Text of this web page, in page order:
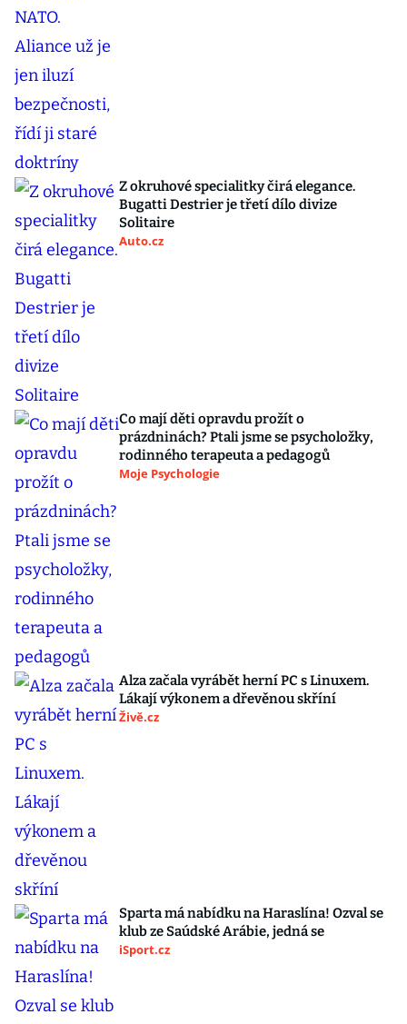
Z okruhové specialitky čirá elegance.
Bugatti Destrier je třetí dílo divize
Solitaire
Auto.cz
Co mají děti opravdu prožít o
prázdninách? Ptali jsme se psycholožky,
rodinného terapeuta a pedagogů
Moje Psychologie
Alza začala vyrábět herní PC s Linuxem.
Lákají výkonem a dřevěnou skříní
Živě.cz
Sparta má nabídku na Haraslína! Ozval se
klub ze Saúdské Arábie, jedná se
iSport.cz